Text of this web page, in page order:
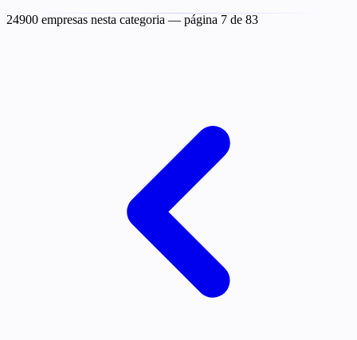
24900 empresas nesta categoria — página 7 de 83